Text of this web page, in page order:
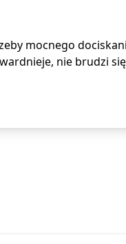
mocnego
nie brudzi